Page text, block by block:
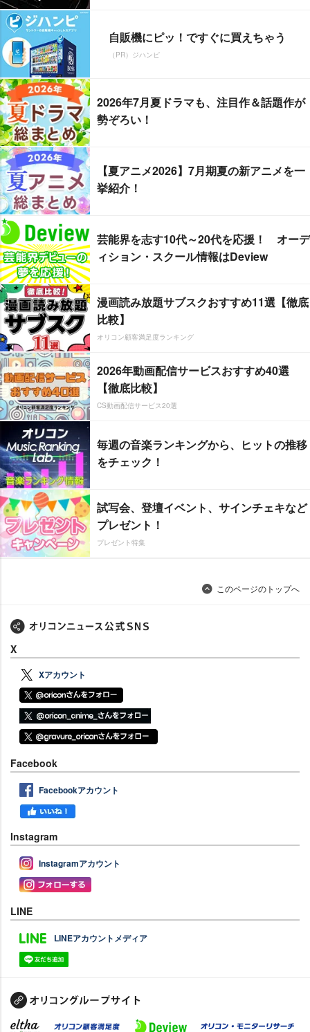
自販機にピッ！ですぐに買えちゃう
（PR）ジハンピ
2026年7月夏ドラマも、注目作＆話題作が
勢ぞろい！
【夏アニメ2026】7月期夏の新アニメを一
挙紹介！
芸能界を志す10代～20代を応援！ オーデ
ィション・スクール情報はDeview
漫画読み放題サブスクおすすめ11選【徹底
比較】
オリコン顧客満足度ランキング
2026年動画配信サービスおすすめ40選
【徹底比較】
CS動画配信サービス20選
毎週の音楽ランキングから、ヒットの推移
をチェック！
試写会、登壇イベント、サインチェキなど
プレゼント！
プレゼント特集
このページのトップへ
X
Xアカウント
Facebook
Facebookアカウント
Instagram
Instagramアカウント
LINE
LINEアカウントメディア